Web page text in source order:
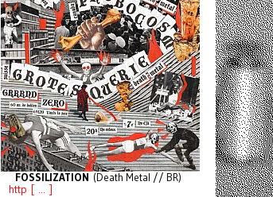
FOSSILIZATION (Death Metal // BR)
http [ ... ]